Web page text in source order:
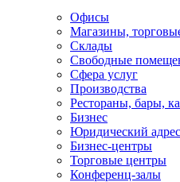
Офисы
Магазины,
Склады
Свободные
Сфера услуг
Производства
Рестораны, бары,
Бизнес
Юридический адрес
Бизнес-центры
Торговые центры
Конференц-залы